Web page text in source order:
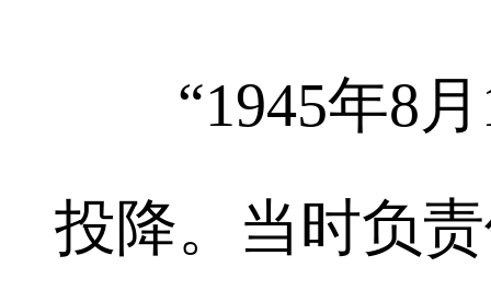
“1945年8月
投降。当时负